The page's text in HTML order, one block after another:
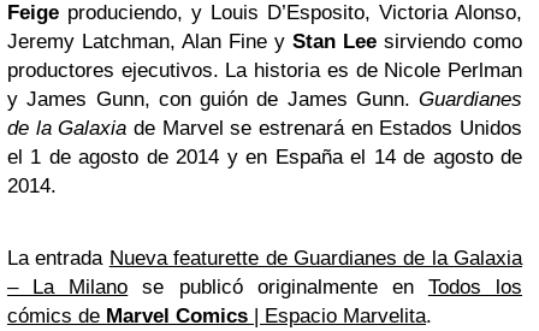
Feige produciendo, y Louis D’Esposito, Victoria Alonso,
Jeremy Latchman, Alan Fine y Stan Lee sirviendo como
productores ejecutivos. La historia es de Nicole Perlman
y James Gunn, con guión de James Gunn. Guardianes
de la Galaxia de Marvel se estrenará en Estados Unidos
el 1 de agosto de 2014 y en España el 14 de agosto de
2014.
La entrada Nueva featurette de Guardianes de la Galaxia
– La Milano se publicó originalmente en Todos los
cómics de Marvel Comics | Espacio Marvelita.